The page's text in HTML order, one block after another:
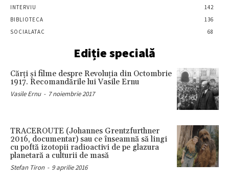
INTERVIU
142
BIBLIOTECA
136
SOCIALATAC
68
Ediție specială
Cărţi şi filme despre Revoluţia din Octombrie
1917. Recomandările lui Vasile Ernu
Vasile Ernu - 7 noiembrie 2017
TRACEROUTE (Johannes Grentzfurthner
2016, documentar) sau ce înseamnă să lingi
cu poftă izotopii radioactivi de pe glazura
planetară a culturii de masă
Stefan Tiron - 9 aprilie 2016